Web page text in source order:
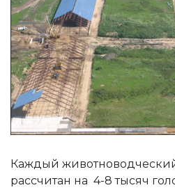
Каждый
рассчитан на 4-8 тысяч